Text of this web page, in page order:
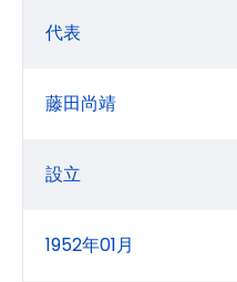
代表
藤田尚靖
設立
1952年01月